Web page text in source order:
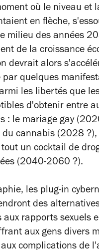
où le niveau et
en flèche,
milieu des années
de la croissance
devrait alors
par quelques
les libertés que
d'obtenir entre
: le mariage gay
cannabis (2028 ?),
un cocktail de
(2040-2060 ?).
les plug-in
des
aux rapports sexuels
aux gens divers
complications de